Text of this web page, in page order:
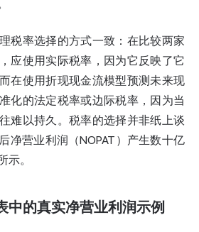
税率选择的方式一致：在比较两家
应使用实际税率，因为它反映了它
在使用折现现金流模型预测未来现
化的法定税率或边际税率，因为当
难以持久。税率的选择并非纸上谈
净营业利润（NOPAT）产生数十亿
示。
中的真实净营业利润示例